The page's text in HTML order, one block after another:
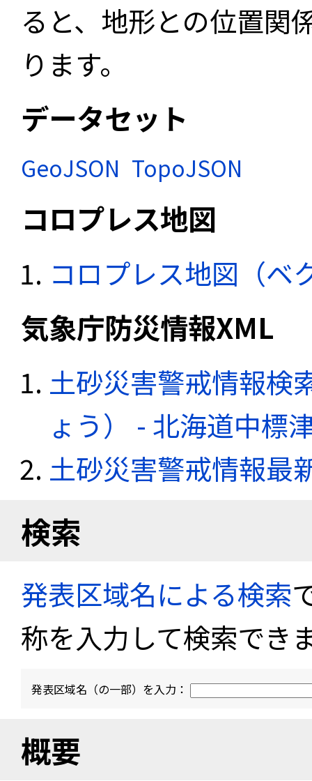
ると、地形との位置関
ります。
データセット
GeoJSON TopoJSON
コロプレス地図
コロプレス地図（ベ
気象庁防災情報XML
土砂災害警戒情報検
ょう） - 北海道中標
土砂災害警戒情報最
検索
発表区域名による検索
称を入力して検索でき
発表区域名（の一部）を入力：
概要